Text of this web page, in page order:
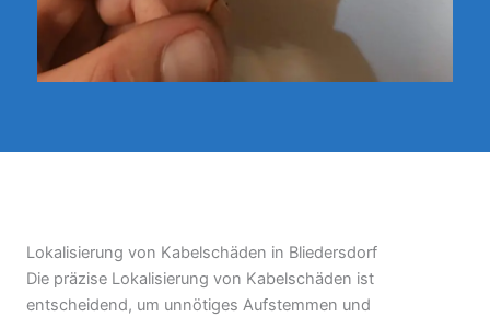
Lokalisierung von Kabelschäden in Bliedersdorf
Die präzise Lokalisierung von Kabelschäden ist
entscheidend, um unnötiges Aufstemmen und